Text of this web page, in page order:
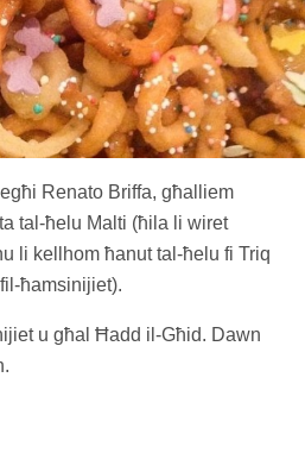
Renato Briffa, għalliem
tal-ħelu Malti (ħila li wiret
li kellhom ħanut tal-ħelu fi Triq
ħamsinijiet).
u għal Ħadd il-Għid. Dawn